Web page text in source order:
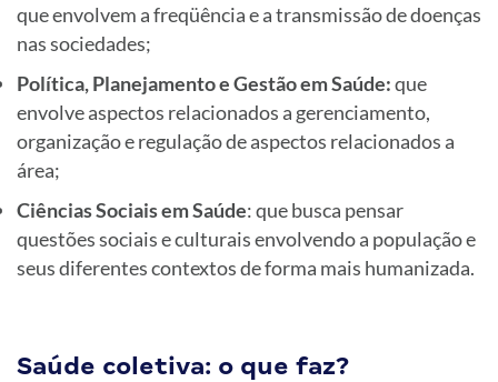
que envolvem a freqüência e a transmissão de doenças
nas sociedades;
Política, Planejamento e Gestão em Saúde:que
envolve aspectos relacionados a gerenciamento,
organização e regulação de aspectos relacionados a
área;
Ciências Sociais em Saúde: que busca pensar
questões sociais e culturais envolvendo a população e
seus diferentes contextos de forma mais humanizada.
Saúde coletiva: o que faz?